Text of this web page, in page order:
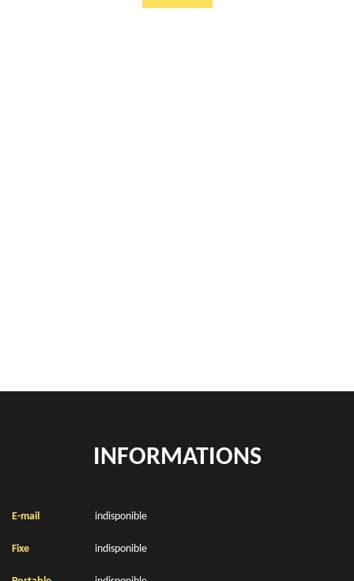
INFORMATIONS
E-mail indisponible
Fixe indisponible